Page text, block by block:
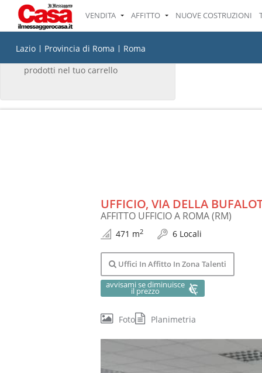
IL TUO CARRELLO
prodotti nel tuo carrello
VENDITA AFFITTO NUOVE COSTRUZIONI
Lazio Provincia di Roma Roma
UFFICIO, VIA DELLA
AFFITTO UFFICIO A ROMA (RM)
471 m2 6 Locali
Uffici In Affitto In Zona Talenti
avvisami se diminuisce
il prezzo
Foto Planimetria